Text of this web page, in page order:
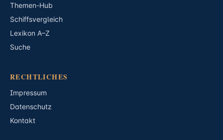
Themen-Hub
Schiffsvergleich
Lexikon A–Z
Suche
RECHTLICHES
Impressum
Datenschutz
Kontakt